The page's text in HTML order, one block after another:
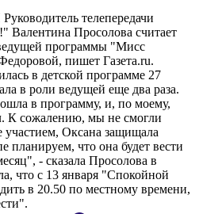
Руководитель телепередачи
Просолова считает
программы "Мисс
пишет Газета.ru.
в детской программе 27
в роли ведущей еще два раза.
в программу, и, по моему,
К сожалению, мы не смогли
участием, Оксана защищала
планируем, что она будет вести
- сказала Просолова в
что с 13 января "Спокойной
в 20.50 по местному времени,